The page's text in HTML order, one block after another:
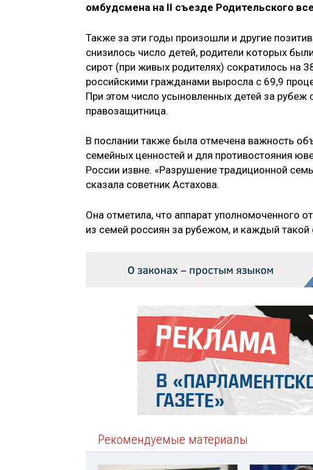
омбудсмена на II съезде Родительского
Также за эти годы произошли и другие
снизилось число детей, родители которых
сирот (при живых родителях) сократилось на
российскими гражданами выросла с 69,9
При этом число усыновленных детей за
правозащитница.
В послании также была отмечена важность
семейных ценностей и для противостояния
России извне. «Разрушение традиционной
сказала советник Астахова.
Она отметила, что аппарат уполномоченного
из семей россиян за рубежом, и каждый такой
Рекомендуемые материалы